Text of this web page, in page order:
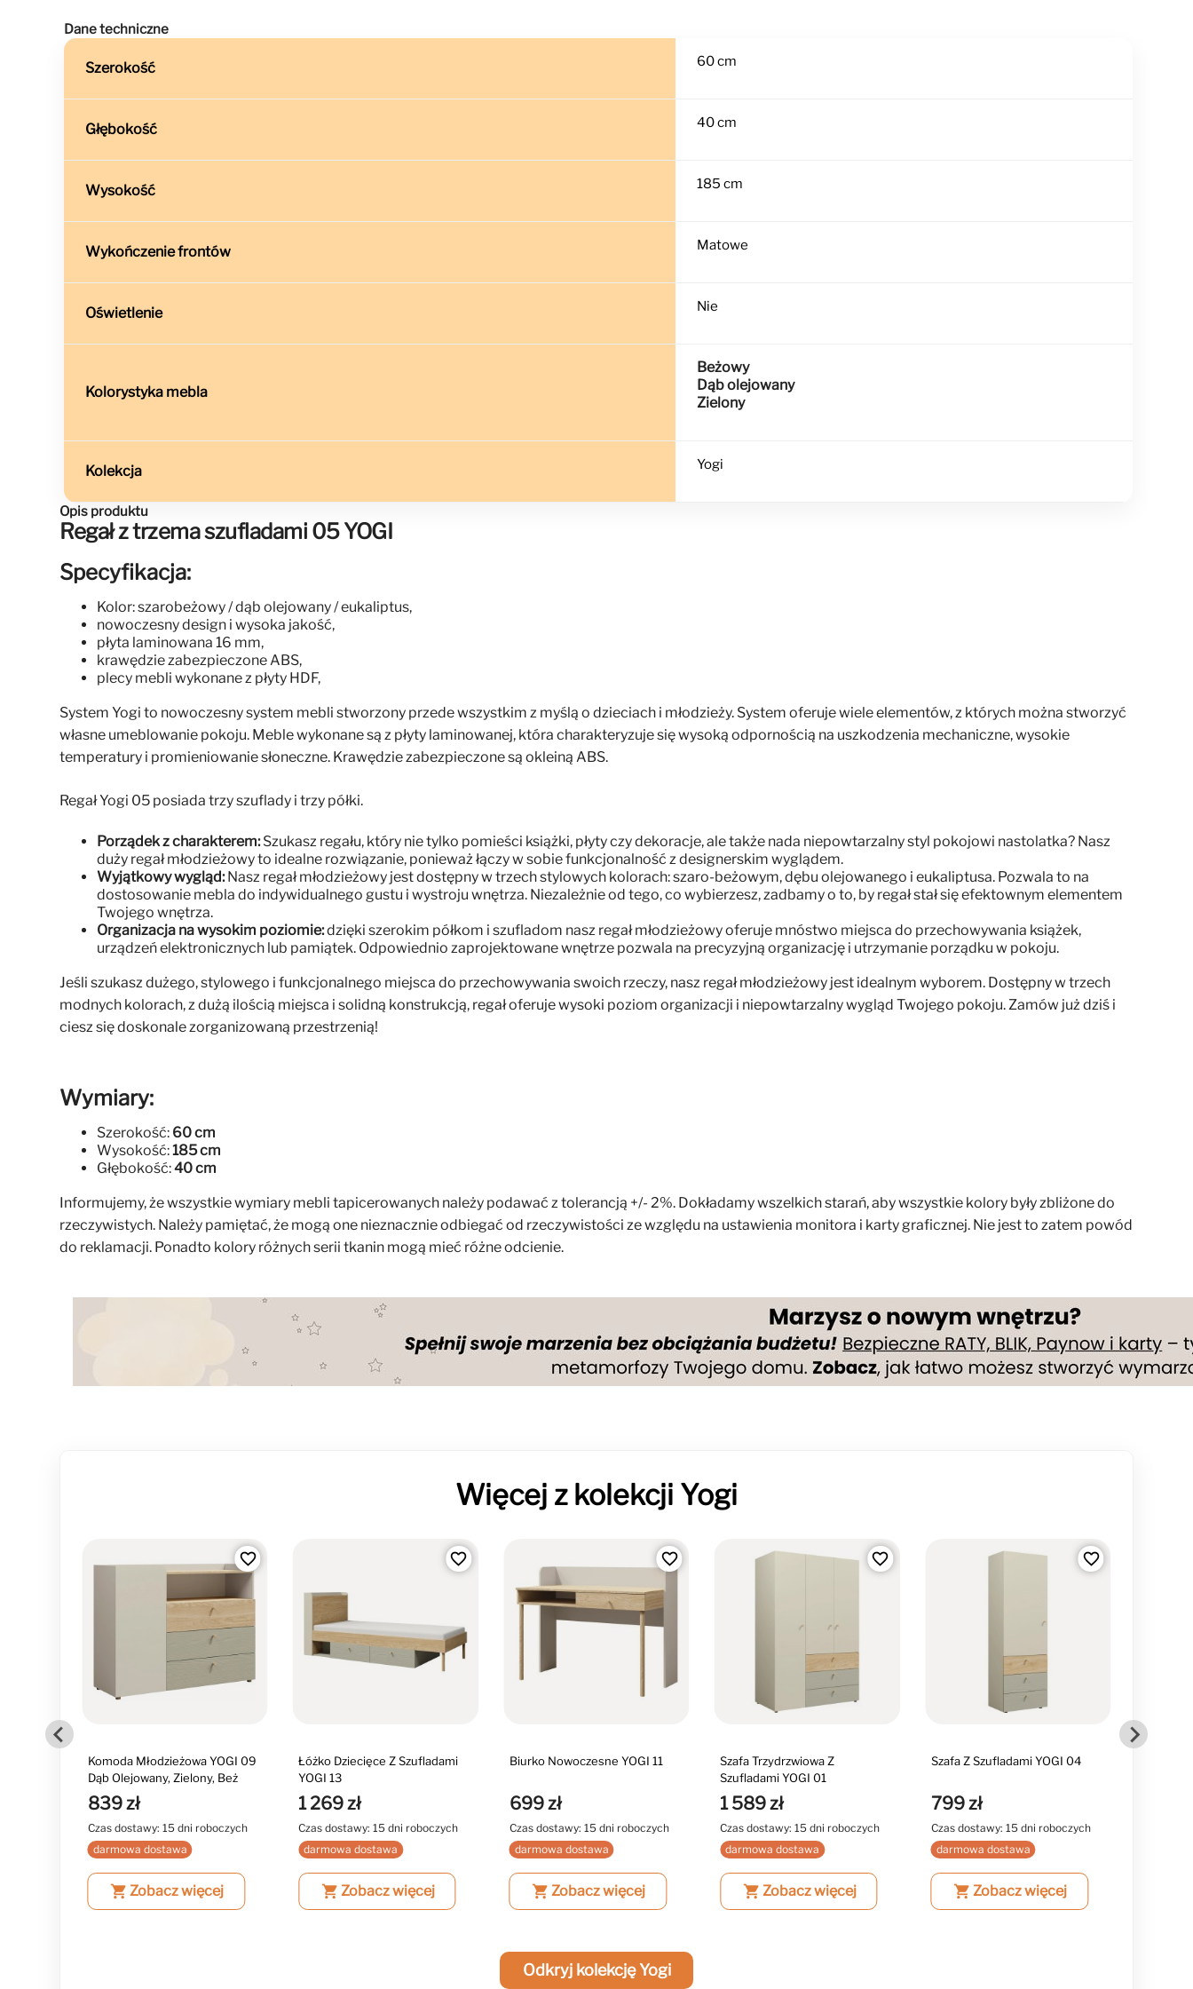
Dane techniczne
Szerokość 60 cm
Głębokość 40 cm
Wysokość 185 cm
Wykończenie frontów Matowe
Oświetlenie Nie
Kolorystyka mebla
Beżowy
Dąb olejowany
Zielony
Kolekcja Yogi
Opis produktu
Regał z trzema szufladami 05 YOGI
Specyfikacja:
Kolor: szarobeżowy / dąb olejowany / eukaliptus,
nowoczesny design i wysoka jakość,
płyta laminowana 16 mm,
krawędzie zabezpieczone ABS,
plecy mebli wykonane z płyty HDF,
System Yogi to nowoczesny system mebli stworzony przede wszystkim z myślą o dzieciach i młodzieży. System oferuje wiele elementów, z których można stworzyć
własne umeblowanie pokoju. Meble wykonane są z płyty laminowanej, która charakteryzuje się wysoką odpornością na uszkodzenia mechaniczne, wysokie
temperatury i promieniowanie słoneczne. Krawędzie zabezpieczone są okleiną ABS.
Regał Yogi 05 posiada trzy szuflady i trzy półki.
Porządek z charakterem:Szukasz regału, który nie tylko pomieści książki, płyty czy dekoracje, ale także nada niepowtarzalny styl pokojowi nastolatka? Nasz
duży regał młodzieżowy to idealne rozwiązanie, ponieważ łączy w sobie funkcjonalność z designerskim wyglądem.
Wyjątkowy wygląd:Nasz regał młodzieżowy jest dostępny w trzech stylowych kolorach: szaro-beżowym, dębu olejowanego i eukaliptusa. Pozwala to na
dostosowanie mebla do indywidualnego gustu i wystroju wnętrza. Niezależnie od tego, co wybierzesz, zadbamy o to, by regał stał się efektownym elementem
Twojego wnętrza.
Organizacja na wysokim poziomie:dzięki szerokim półkom i szufladom nasz regał młodzieżowy oferuje mnóstwo miejsca do przechowywania książek,
urządzeń elektronicznych lub pamiątek. Odpowiednio zaprojektowane wnętrze pozwala na precyzyjną organizację i utrzymanie porządku w pokoju.
Jeśli szukasz dużego, stylowego i funkcjonalnego miejsca do przechowywania swoich rzeczy, nasz regał młodzieżowy jest idealnym wyborem. Dostępny w trzech
modnych kolorach, z dużą ilością miejsca i solidną konstrukcją, regał oferuje wysoki poziom organizacji i niepowtarzalny wygląd Twojego pokoju. Zamów już dziś i
ciesz się doskonale zorganizowaną przestrzenią!
Wymiary:
Szerokość: 60 cm
Wysokość:185 cm
Głębokość:40 cm
Informujemy, że wszystkie wymiary mebli tapicerowanych należy podawać z tolerancją +/- 2%. Dokładamy wszelkich starań, aby wszystkie kolory były zbliżone do
rzeczywistych. Należy pamiętać, że mogą one nieznacznie odbiegać od rzeczywistości ze względu na ustawienia monitora i karty graficznej. Nie jest to zatem powód
do reklamacji. Ponadto kolory różnych serii tkanin mogą mieć różne odcienie.
Więcej z kolekcji Yogi
favorite_border
Komoda Młodzieżowa YOGI 09
Dąb Olejowany, Zielony, Beż
839 zł
Czas dostawy: 15 dni roboczych
darmowa dostawa
shopping_cart Zobacz więcej
favorite_border
Łóżko Dziecięce Z Szufladami
YOGI 13
1 269 zł
Czas dostawy: 15 dni roboczych
darmowa dostawa
shopping_cart Zobacz więcej
favorite_border
Biurko Nowoczesne YOGI 11
699 zł
Czas dostawy: 15 dni roboczych
darmowa dostawa
shopping_cart Zobacz więcej
favorite_border
Szafa Trzydrzwiowa Z
Szufladami YOGI 01
1 589 zł
Czas dostawy: 15 dni roboczych
darmowa dostawa
shopping_cart Zobacz więcej
favorite_border
Szafa Z Szufladami YOGI 04
799 zł
Czas dostawy: 15 dni roboczych
darmowa dostawa
shopping_cart Zobacz więcej
Odkryj kolekcję Yogi